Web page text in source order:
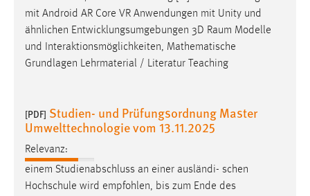
mit Android AR Core VR Anwendungen mit Unity und
ähnlichen Entwicklungsumgebungen 3D Raum Modelle
und Interaktionsmöglichkeiten, Mathematische
Grundlagen Lehrmaterial / Literatur Teaching
[PDF] Studien- und Prüfungsordnung Master
Umwelttechnologie vom 13.11.2025
Relevanz:
einem Studienabschluss an einer ausländi- schen
Hochschule wird empfohlen, bis zum Ende des